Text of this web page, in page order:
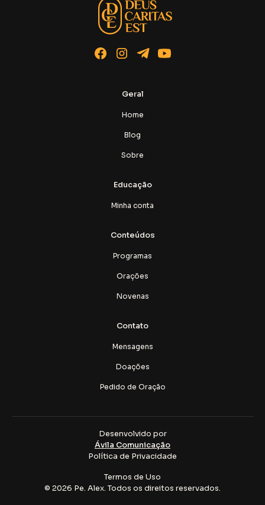
Geral
Home
Blog
Sobre
Educação
Minha conta
Conteúdos
Programas
Orações
Novenas
Contato
Mensagens
Doações
Pedido de Oração
© 2026 Pe. Alex. Todos os direitos reservados.
Política de Privacidade
Termos de Uso
Desenvolvido por
Ávila Comunicação